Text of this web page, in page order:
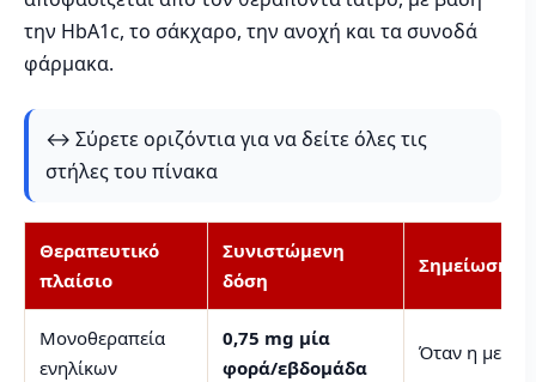
την HbA1c, το σάκχαρο, την ανοχή και τα συνοδά
φάρμακα.
↔️ Σύρετε οριζόντια για να δείτε όλες τις
στήλες του πίνακα
Θεραπευτικό
πλαίσιο
Συνιστώμενη
δόση
Σημείωση
Μονοθεραπεία
ενηλίκων
0,75 mg μία
φορά/εβδομάδα
Όταν η